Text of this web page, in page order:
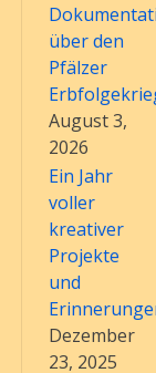
über den
Pfälzer
August 3,
2026
Ein Jahr
voller
kreativer
Projekte
und
Dezember
23, 2025